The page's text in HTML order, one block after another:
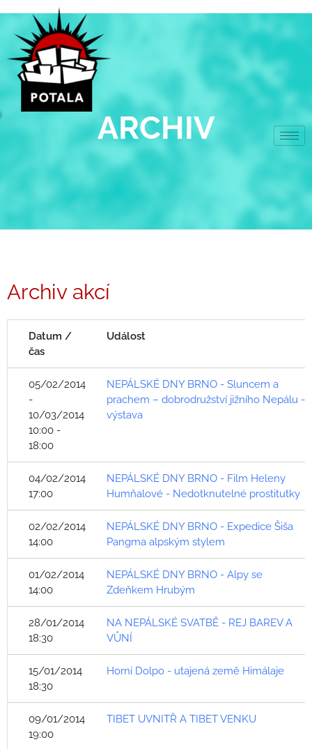
obsah
ARCHIV
Archiv akcí
Datum /
čas
Událost
05/02/2014
-
10/03/2014
10:00 -
18:00
NEPÁLSKÉ DNY BRNO - Sluncem a
prachem – dobrodružství jižního Nepálu -
výstava
04/02/2014
17:00
NEPÁLSKÉ DNY BRNO - Film Heleny
Humňalové - Nedotknutelné prostitutky
02/02/2014
14:00
NEPÁLSKÉ DNY BRNO - Expedice Šiša
Pangma alpským stylem
01/02/2014
14:00
NEPÁLSKÉ DNY BRNO - Alpy se
Zdeňkem Hrubým
28/01/2014
18:30
NA NEPÁLSKÉ SVATBĚ - REJ BAREV A
VŮNÍ
15/01/2014
18:30
Horní Dolpo - utajená země Himálaje
09/01/2014
19:00
TIBET UVNITŘ A TIBET VENKU